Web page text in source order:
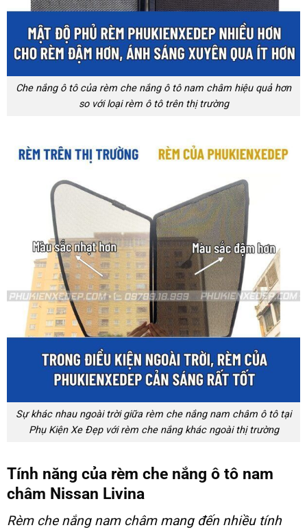
Che nắng ô tô của rèm che nắng ô tô nam châm hiệu quả hơn
so với loại rèm ô tô trên thị trường
Sự khác nhau ngoài trời giữa rèm che nắng nam châm ô tô tại
Phụ Kiện Xe Đẹp với rèm che nắng khác ngoài thị trường
Tính năng của rèm che nắng ô tô nam
châm Nissan Livina
Rèm che nắng nam châmmang đến nhiều tính